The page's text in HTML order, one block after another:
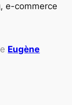
e-commerce
Eugène